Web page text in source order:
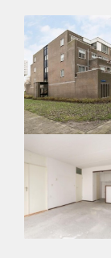
Huurtoeslag
Niet mogelijk
Inkomen eis
3,0 X
Huurtermijn
Onbepaalde
Oplevering